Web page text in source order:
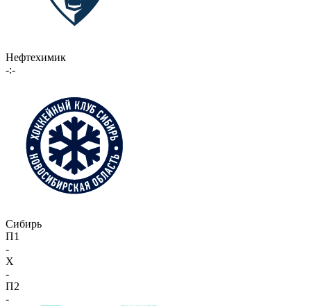
Нефтехимик
-:-
Сибирь
П1
-
X
-
П2
-